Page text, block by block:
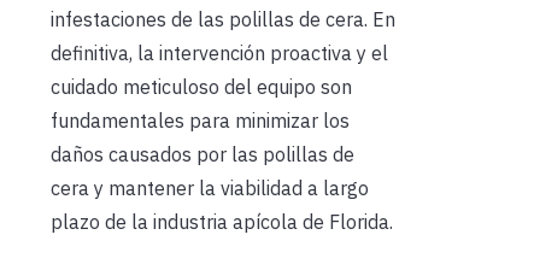
infestaciones de las polillas de cera. En
definitiva, la intervención proactiva y el
cuidado meticuloso del equipo son
fundamentales para minimizar los
daños causados ​​por las polillas de
cera y mantener la viabilidad a largo
plazo de la industria apícola de Florida.